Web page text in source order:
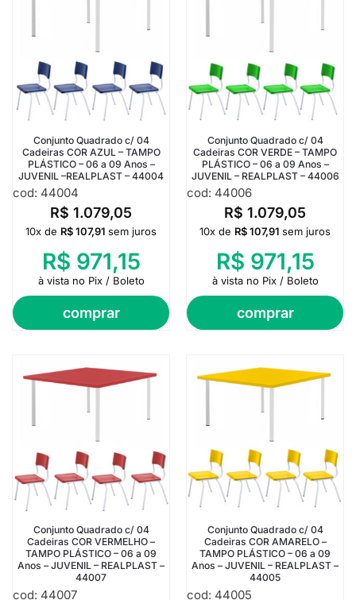
Conjunto Quadrado c/ 04
Cadeiras COR AZUL – TAMPO
PLÁSTICO – 06 a 09 Anos –
JUVENIL –REALPLAST – 44004
cod: 44004
R$ 1.079,05
comprar
10x de R$107,91 sem juros
R$ 971,15
à vista no Pix / Boleto
Conjunto Quadrado c/ 04
Cadeiras COR VERDE – TAMPO
PLÁSTICO – 06 a 09 Anos –
JUVENIL – REALPLAST – 44006
cod: 44006
R$ 1.079,05
comprar
10x de R$107,91 sem juros
R$ 971,15
à vista no Pix / Boleto
Conjunto Quadrado c/ 04
Cadeiras COR VERMELHO –
TAMPO PLÁSTICO – 06 a 09
Anos – JUVENIL – REALPLAST –
44007
cod: 44007
Conjunto Quadrado c/ 04
Cadeiras COR AMARELO –
TAMPO PLÁSTICO – 06 a 09
Anos – JUVENIL – REALPLAST –
44005
cod: 44005